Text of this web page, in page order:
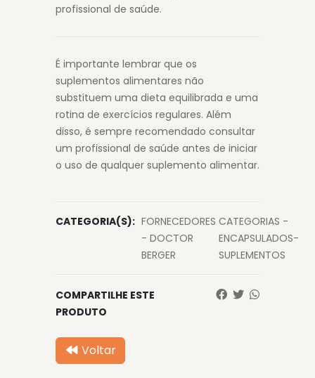
profissional de saúde.
É importante lembrar que os
suplementos alimentares não
substituem uma dieta equilibrada e uma
rotina de exercícios regulares. Além
disso, é sempre recomendado consultar
um profissional de saúde antes de iniciar
o uso de qualquer suplemento alimentar.
CATEGORIA(S): FORNECEDORES
- DOCTOR
BERGER
CATEGORIAS -
ENCAPSULADOS-
SUPLEMENTOS
COMPARTILHE ESTE
PRODUTO
Voltar